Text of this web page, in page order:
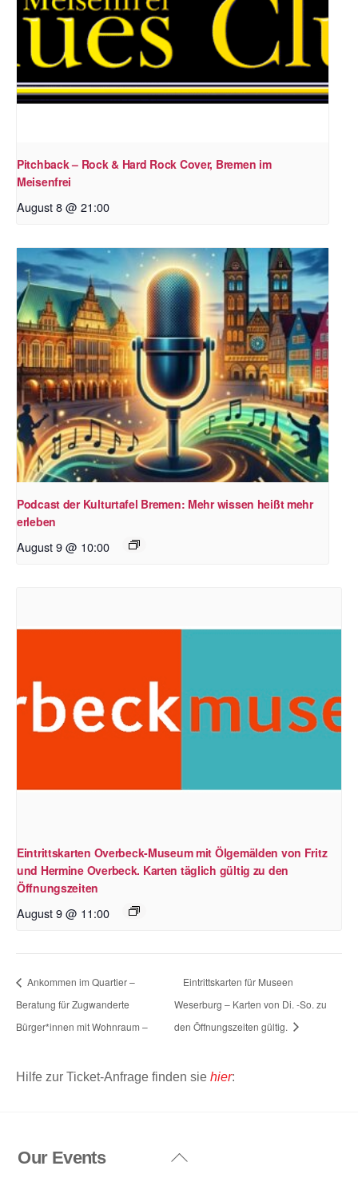
Pitchback – Rock & Hard Rock Cover, Bremen im
Meisenfrei
August 8 @ 21:00
Podcast der Kulturtafel Bremen: Mehr wissen heißt mehr
erleben
August 9 @ 10:00
Eintrittskarten Overbeck-Museum mit Ölgemälden von Fritz
und Hermine Overbeck. Karten täglich gültig zu den
Öffnungszeiten
August 9 @ 11:00
Ankommen im Quartier –
Beratung für Zugwanderte
Bürger*innen mit Wohnraum –
Eintrittskarten für Museen
Weserburg – Karten von Di. -So. zu
den Öffnungszeiten gültig.
Hilfe zur Ticket-Anfrage finden sie hier:
Back
Our Events